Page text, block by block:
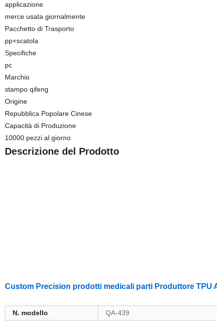
applicazione
merce usata giornalmente
Pacchetto di Trasporto
pp+scatola
Specifiche
pc
Marchio
stampo qifeng
Origine
Repubblica Popolare Cinese
Capacità di Produzione
10000 pezzi al giorno
Descrizione del Prodotto
Custom Precision prodotti medicali parti Produttore TPU
N. modello
QA-439